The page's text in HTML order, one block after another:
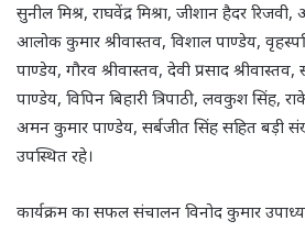
सुनील मिश्र, राघवेंद्र मिश्रा, जीशान हैदर
आलोक कुमार श्रीवास्तव, विशाल पाण्डेय,
पाण्डेय, गौरव श्रीवास्तव, देवी प्रसाद श्रीवास्तव,
पाण्डेय, विपिन बिहारी त्रिपाठी, लवकुश सिंह,
अमन कुमार पाण्डेय, सर्बजीत सिंह सहित बड़ी
उपस्थित रहे।
कार्यक्रम का सफल संचालन विनोद कुमार